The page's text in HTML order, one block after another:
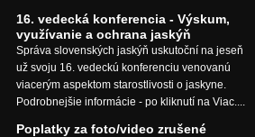
16. vedecká konferencia - Výskum,
využívanie a ochrana jaskýň
Správa slovenských jaskýň uskutoční na jeseň
už svoju 16. vedeckú konferenciu venovanú
viacerým aspektom starostlivosti o jaskyne.
Podrobnejšie informácie - po kliknutí na Viac....
Poplatky za foto/video zrušené